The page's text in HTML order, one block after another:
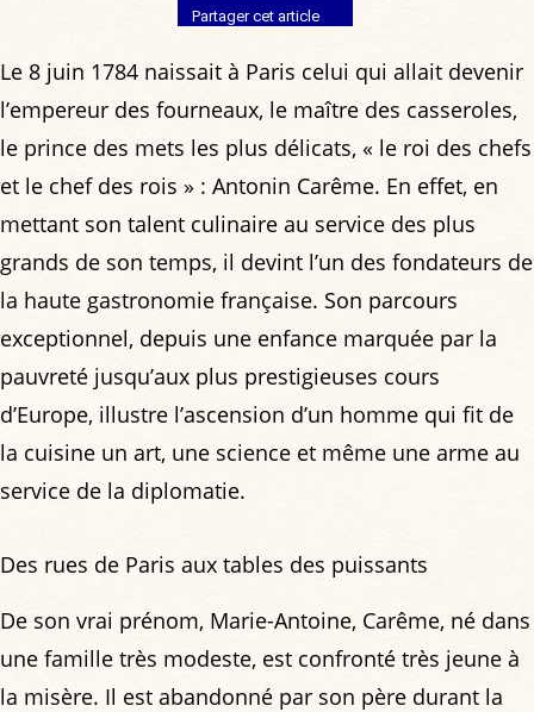
Partager cet article
Le 8 juin 1784 naissait à Paris celui qui allait devenir
l’empereur des fourneaux, le maître des casseroles,
le prince des mets les plus délicats, « le roi des chefs
et le chef des rois » : Antonin Carême. En effet, en
mettant son talent culinaire au service des plus
grands de son temps, il devint l’un des fondateurs de
la haute gastronomie française. Son parcours
exceptionnel, depuis une enfance marquée par la
pauvreté jusqu’aux plus prestigieuses cours
d’Europe, illustre l’ascension d’un homme qui fit de
la cuisine un art, une science et même une arme au
service de la diplomatie.
Des rues de Paris aux tables des puissants
De son vrai prénom, Marie-Antoine, Carême, né dans
une famille très modeste, est confronté très jeune à
la misère. Il est abandonné par son père durant la